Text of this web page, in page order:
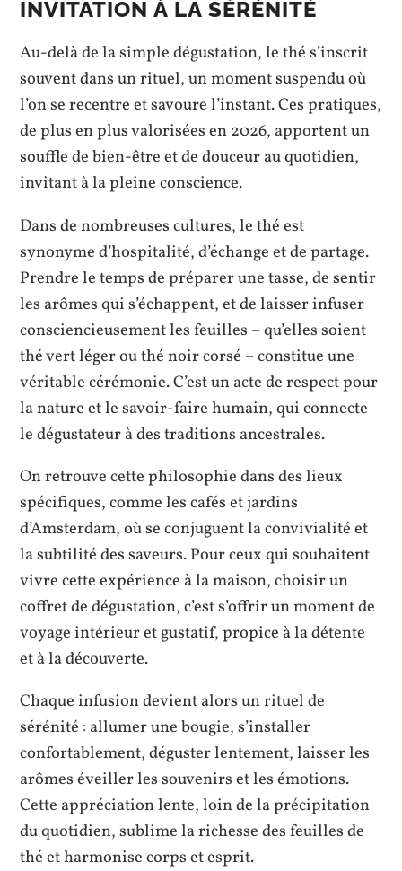
INVITATION À LA SÉRÉNITÉ
Au-delà de la simple dégustation, le thé s’inscrit
souvent dans un rituel, un moment suspendu où
l’on se recentre et savoure l’instant. Ces pratiques,
de plus en plus valorisées en 2026, apportent un
souffle de bien-être et de douceur au quotidien,
invitant à la pleine conscience.
Dans de nombreuses cultures, le thé est
synonyme d’hospitalité, d’échange et de partage.
Prendre le temps de préparer une tasse, de sentir
les arômes qui s’échappent, et de laisser infuser
consciencieusement les feuilles – qu’elles soient
thé vert léger ou thé noir corsé – constitue une
véritable cérémonie. C’est un acte de respect pour
la nature et le savoir-faire humain, qui connecte
le dégustateur à des traditions ancestrales.
On retrouve cette philosophie dans des lieux
spécifiques, comme les cafés et jardins
d’Amsterdam, où se conjuguent la convivialité et
la subtilité des saveurs. Pour ceux qui souhaitent
vivre cette expérience à la maison, choisir un
coffret de dégustation, c’est s’offrir un moment de
voyage intérieur et gustatif, propice à la détente
et à la découverte.
Chaque infusion devient alors un rituel de
sérénité : allumer une bougie, s’installer
confortablement, déguster lentement, laisser les
arômes éveiller les souvenirs et les émotions.
Cette appréciation lente, loin de la précipitation
du quotidien, sublime la richesse des feuilles de
thé et harmonise corps et esprit.